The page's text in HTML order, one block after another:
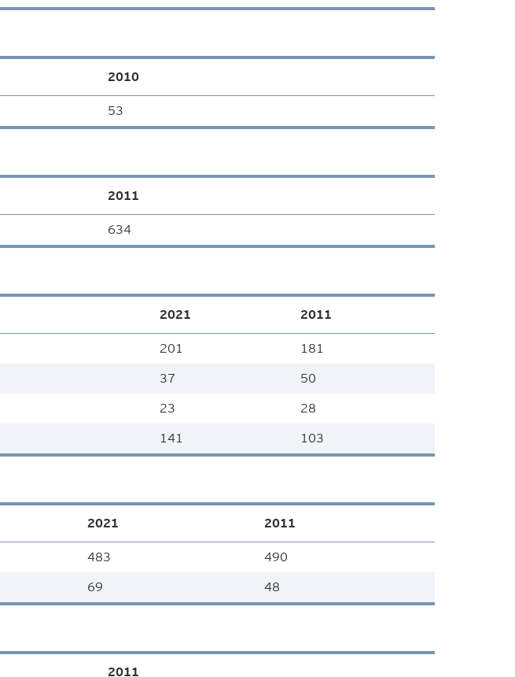
2010
53
2011
634
2021 2011
201
181
37
50
23
28
141 103
2021 2011
483
490
69 48
2011